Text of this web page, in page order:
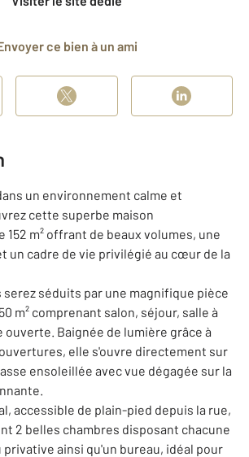
Envoyer ce bien à un ami
un environnement calme et
cette superbe maison
152 m² offrant de beaux volumes, une
un cadre de vie privilégié au cœur de la
serez séduits par une magnifique pièce
m² comprenant salon, séjour, salle à
ouverte. Baignée de lumière grâce à
elle s'ouvre directement sur
ensoleillée avec vue dégagée sur la
accessible de plain-pied depuis la rue,
2 belles chambres disposant chacune
privative ainsi qu'un bureau, idéal pour